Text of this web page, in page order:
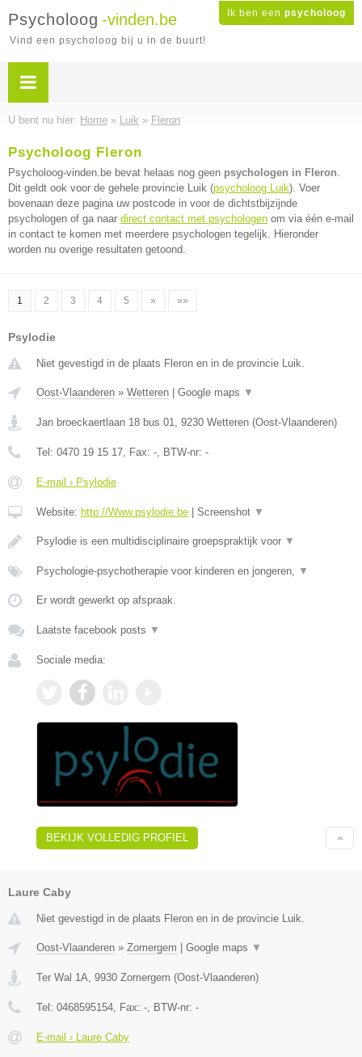
Ik ben een psycholoog
Psycholoog -vinden.be
Vind een psycholoog bij u in de buurt!
U bent nu hier: Home » Luik » Fleron
Psycholoog Fleron
Psycholoog-vinden.be bevat helaas nog geen psychologen in Fleron.
Dit geldt ook voor de gehele provincie Luik (psycholoog Luik). Voer
bovenaan deze pagina uw postcode in voor de dichtstbijzijnde
psychologen of ga naar direct contact met psychologen om via één e-mail
in contact te komen met meerdere psychologen tegelijk. Hieronder
worden nu overige resultaten getoond.
1 2 3 4 5 » »»
Psylodie
Niet gevestigd in de plaats Fleron en in de provincie Luik.
Oost-Vlaanderen » Wetteren Google maps ▼
Jan broeckaertlaan 18 bus 01, 9230 Wetteren (Oost-Vlaanderen)
Tel: 0470 19 15 17, Fax: -, BTW-nr: -
E-mail › Psylodie
Website: http://Www.psylodie.be Screenshot ▼
Psylodie is een multidisciplinaire groepspraktijk voor ▼
Psychologie-psychotherapie voor kinderen en jongeren, ▼
Er wordt gewerkt op afspraak.
Laatste facebook posts ▼
Sociale media:
BEKIJK VOLLEDIG PROFIEL
Laure Caby
Niet gevestigd in de plaats Fleron en in de provincie Luik.
Oost-Vlaanderen » Zomergem Google maps ▼
Ter Wal 1A, 9930 Zomergem (Oost-Vlaanderen)
Tel: 0468595154, Fax: -, BTW-nr: -
E-mail › Laure Caby